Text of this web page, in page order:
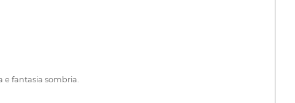
e fantasia sombria.